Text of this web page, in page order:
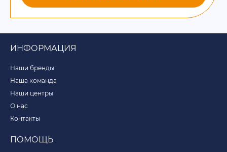
ИНФОРМАЦИЯ
Наши бренды
Наша команда
Наши центры
О нас
Контакты
ПОМОЩЬ